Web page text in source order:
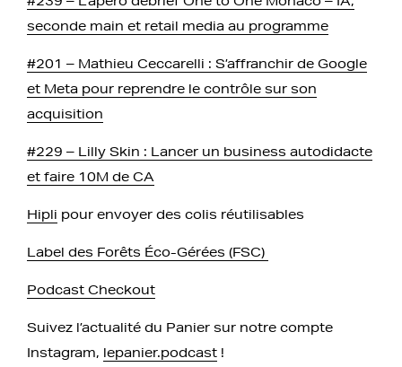
seconde main et retail media au programme
#201 – Mathieu Ceccarelli : S’affranchir de Google
et Meta pour reprendre le contrôle sur son
acquisition
#229 – Lilly Skin : Lancer un business autodidacte
et faire 10M de CA
Hipli pour envoyer des colis réutilisables
Label des Forêts Éco-Gérées (FSC)
Podcast Checkout
Suivez l’actualité du Panier sur notre compte
Instagram, lepanier.podcast !